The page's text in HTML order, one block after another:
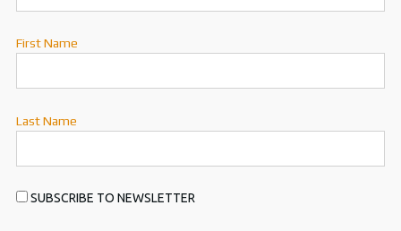
First Name
Last Name
SUBSCRIBE TO NEWSLETTER